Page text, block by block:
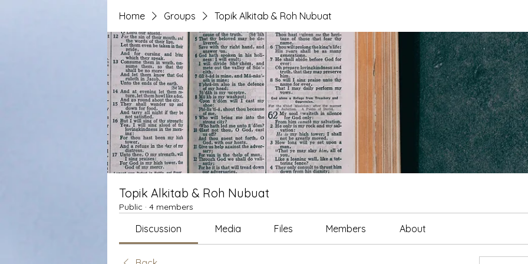
Home Groups Topik Alkitab & Roh Nubuat
Topik Alkitab & Roh Nubuat
Public · 4 members
Discussion Media Files Members About